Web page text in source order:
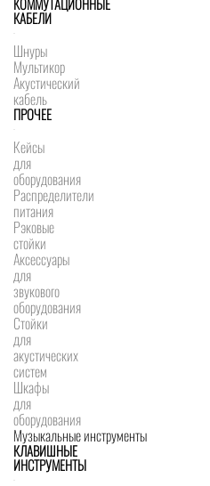
КАБЕЛИ
Шнуры
Мультикор
Акустический
кабель
ПРОЧЕЕ
Кейсы
для
оборудования
Распределители
питания
Рэковые
стойки
Аксессуары
для
звукового
оборудования
Стойки
для
акустических
систем
Шкафы
для
оборудования
Музыкальные инструменты
КЛАВИШНЫЕ
ИНСТРУМЕНТЫ